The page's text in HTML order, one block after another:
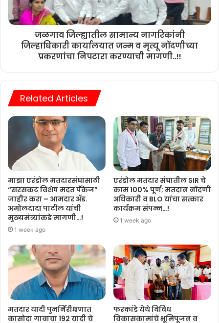
जळगाव जिल्ह्यातील सामान्य नागरिकांनी
जिल्हाधिकारी कार्यालयात जन्म व मृत्यू नोंदणीच्या
प्रकरणांचा निपटारा करण्याची मागणी..!!
Related Articles
माझा एरंडोल मतदारसंघासाठी
“सरसकट विशेष मदत पॅकेज”
जाहीर करा – आमदार ॲड.
अमोलदादा पाटील यांची
मुख्यमंत्र्यांकडे मागणी…!
1 week ago
एरंडोल मतदार संघातील SIR चे
काम 100% पूर्ण; मतदान नोंदणी
अधिकारी व BLO यांचा सत्कार
कार्यक्रम संपन्न…!
1 week ago
मतदार यादी पुनर्निरीक्षणात
कासोदा गावाचा 192 यादी चे
फरकांडे येथे विविध
विकासकामांचे भूमिपूजन व